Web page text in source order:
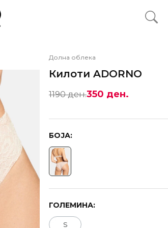
Долна облека
Килоти ADORNO
1190 ден.350 ден.
БОЈА:
ГОЛЕМИНА:
S